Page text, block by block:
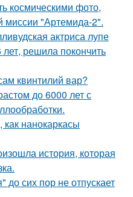
космическими фото,
миссии "Артемида-2".
актриса лупе
решила покончить
квинтилий вар?
до 6000 лет с
нанокаркасы
история, которая
сих пор не отпускает